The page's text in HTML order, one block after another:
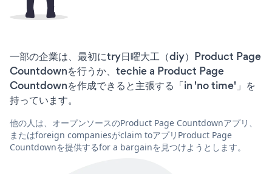
一部の企業は、最初にtry日曜大工（diy）Product Page
Countdownを行うか、techie a Product Page
Countdownを作成できると主張する「in 'no time'」を
持っています。
他の人は、オープンソースのProduct Page Countdownアプリ、
またはforeign companiesがclaim toアプリProduct Page
Countdownを提供するfor a bargainを見つけようとします。